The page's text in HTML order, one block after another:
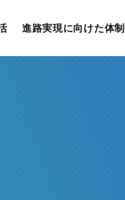
進路実現に向けた体制